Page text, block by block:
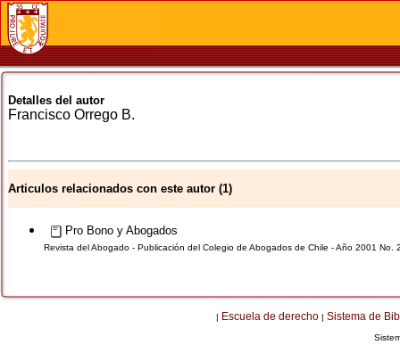
Detalles del autor
Francisco Orrego B.
Articulos relacionados con este autor (1)
Pro Bono y Abogados
Revista del Abogado - Publicación del Colegio de Abogados de Chile - Año 2001 No.
| Escuela de derecho | Sistema de